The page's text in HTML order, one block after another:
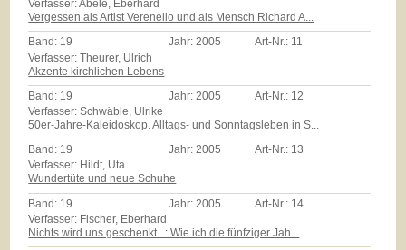
Verfasser: Abele, Eberhard
Vergessen als Artist Verenello und als Mensch Richard A...
Band: 19 Jahr:2005 Art-Nr.: 11
Verfasser: Theurer, Ulrich
Akzente kirchlichen Lebens
Band: 19 Jahr:2005 Art-Nr.: 12
Verfasser: Schwäble, Ulrike
50er-Jahre-Kaleidoskop. Alltags- und Sonntagsleben in S...
Band: 19 Jahr:2005 Art-Nr.: 13
Verfasser: Hildt, Uta
Wundertüte und neue Schuhe
Band: 19 Jahr: 2005 Art-Nr.: 14
Verfasser: Fischer, Eberhard
Nichts wird uns geschenkt...: Wie ich die fünfziger Jah...